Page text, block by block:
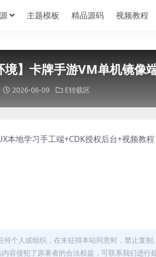
主题模板 精品源码 视频教程
境】卡牌手游VM单机镜像
2026-06-09 E转载区
本地学习手工端+CDK授权后台+视频教程
个人或组织，在未征得本站同意时，禁止复制
容侵犯了原著者的合法权益，可联系我们进行